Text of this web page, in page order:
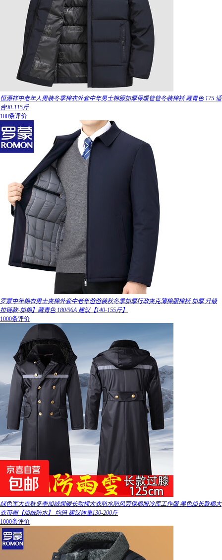
恒源祥中老年人男装冬季棉衣外套中年男士棉服加厚保暖爸爸冬装棉袄 藏青色 175 适
合90-115斤
100条评价
罗蒙中年棉衣男士夹棉外套中老年爸爸装秋冬季加厚行政夹克薄棉服棉袄 加厚 升级
拉链款-加棉】藏青色 180/96A 建议【140-155斤】
1000条评价
绿色军大衣秋冬季加绒保暖长款棉大衣防水防风劳保棉服冷库工作服 黑色加长款棉大
衣带帽【加绒防水】 均码 建议体重130-200斤
1000条评价